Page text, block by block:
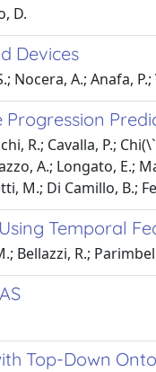
D.
Devices
Nocera, A.; Anafa,
Progression
R.; Cavalla, P.;
A.; Longato, E.;
M.; Di Camillo, B.;
Temporal
Bellazzi, R.;
Top-Down